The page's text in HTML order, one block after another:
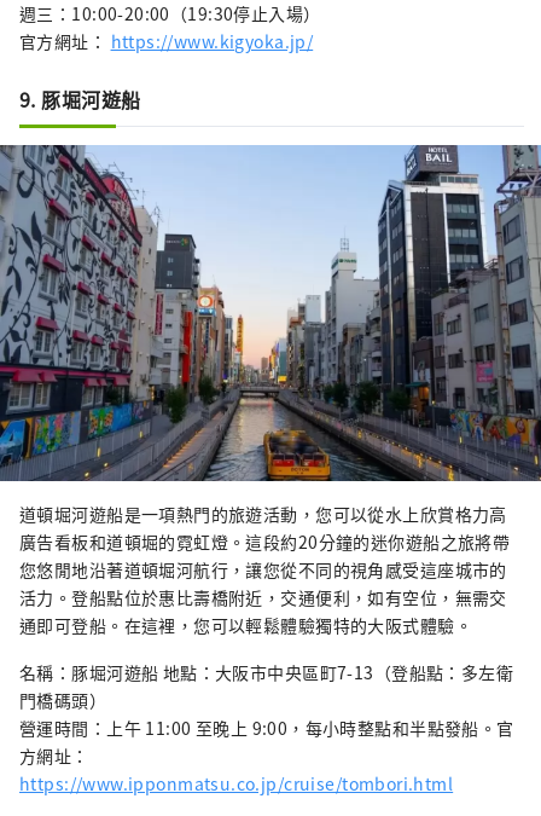
週三：10:00-20:00（19:30停止入場）
官方網址： https://www.kigyoka.jp/
9. 豚堀河遊船
道頓堀河遊船是一項熱門的旅遊活動，您可以從水上欣賞格力高
廣告看板和道頓堀的霓虹燈。這段約20分鐘的迷你遊船之旅將帶
您悠閒地沿著道頓堀河航行，讓您從不同的視角感受這座城市的
活力。登船點位於惠比壽橋附近，交通便利，如有空位，無需交
通即可登船。在這裡，您可以輕鬆體驗獨特的大阪式體驗。
名稱：豚堀河遊船 地點：大阪市中央區町7-13（登船點：多左衛
門橋碼頭）
營運時間：上午 11:00 至晚上 9:00，每小時整點和半點發船。官
方網址：
https://www.ipponmatsu.co.jp/cruise/tombori.html